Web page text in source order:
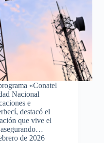
«Conatel
Nacional
e
destacó el
que vive el
asegurando…
de 2026